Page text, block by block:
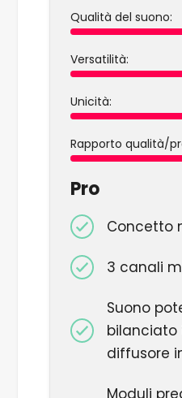
Qualità del suono:
Versatilità:
Unicità:
Rapporto qualità/
Pro
Concetto
3 canali
Suono
bilanciato
diffusore
Moduli